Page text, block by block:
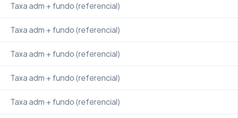
Taxa adm + fundo (referencial)
Taxa adm + fundo (referencial)
Taxa adm + fundo (referencial)
Taxa adm + fundo (referencial)
Taxa adm + fundo (referencial)